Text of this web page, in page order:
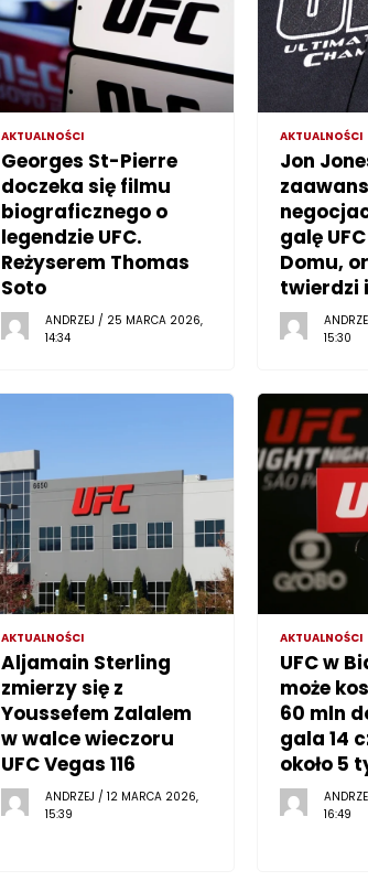
AKTUALNOŚCI
Georges St-Pierre
doczeka się filmu
biograficznego o
legendzie UFC.
Reżyserem Thomas
Soto
ANDRZEJ / 25 MARCA 2026,
14:34
AKTUALNOŚCI
Jon
galę
Domu,
twierdzi
15:30
AKTUALNOŚCI
Aljamain Sterling
zmierzy się z
Youssefem Zalalem
w walce wieczoru
UFC Vegas 116
ANDRZEJ / 12 MARCA 2026,
15:39
AKTUALNOŚCI
UFC w
może
60 mln
gala 14
około 5
16:49